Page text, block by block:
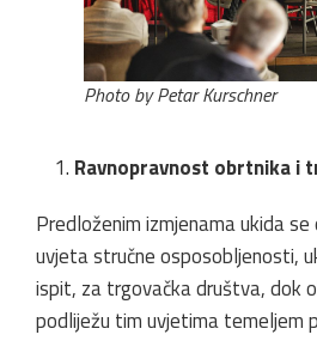
Photo by Petar Kurschner
Ravnopravnost obrtnika i
Predloženim izmjenama ukida
uvjeta stručne osposobljenosti,
ispit, za trgovačka društva, dok
podliježu tim uvjetima temeljem